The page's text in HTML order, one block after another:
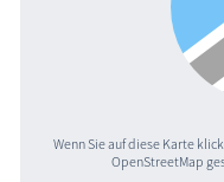
Wenn Sie auf diese Karte
OpenStreetMap